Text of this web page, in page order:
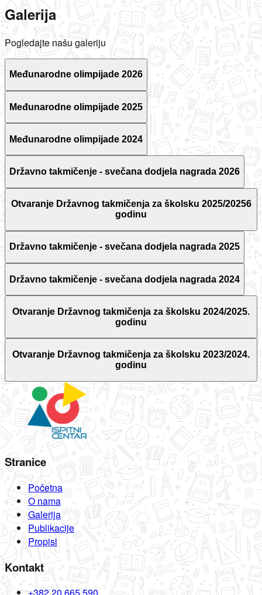
Galerija
Pogledajte našu galeriju
Međunarodne olimpijade 2026
Međunarodne olimpijade 2025
Međunarodne olimpijade 2024
Državno takmičenje - svečana dodjela nagrada 2026
Otvaranje Državnog takmičenja za školsku 2025/20256
godinu
Državno takmičenje - svečana dodjela nagrada 2025
Državno takmičenje - svečana dodjela nagrada 2024
Otvaranje Državnog takmičenja za školsku 2024/2025.
godinu
Otvaranje Državnog takmičenja za školsku 2023/2024.
godinu
Stranice
Početna
O nama
Galerija
Publikacije
Propisi
Kontakt